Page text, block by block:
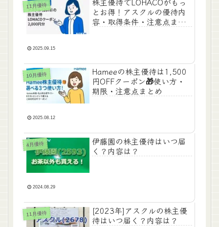
11月優待
とお得！アスクルの優待内
容・取得条件・注意点まと
2025.09.15
10月優待
Hameeの株主優待は1,500
円OFFクーポン🎁使い方・
期限・注意点まとめ
2025.08.12
4月優待
伊藤園の株主優待はいつ届
く？内容は？
2024.08.29
11月優待
[2023年]アスクルの株主優
待はいつ届く？内容は？